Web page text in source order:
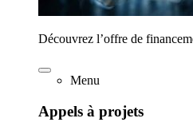
Découvrez l’offre de
Menu
Appels à projets